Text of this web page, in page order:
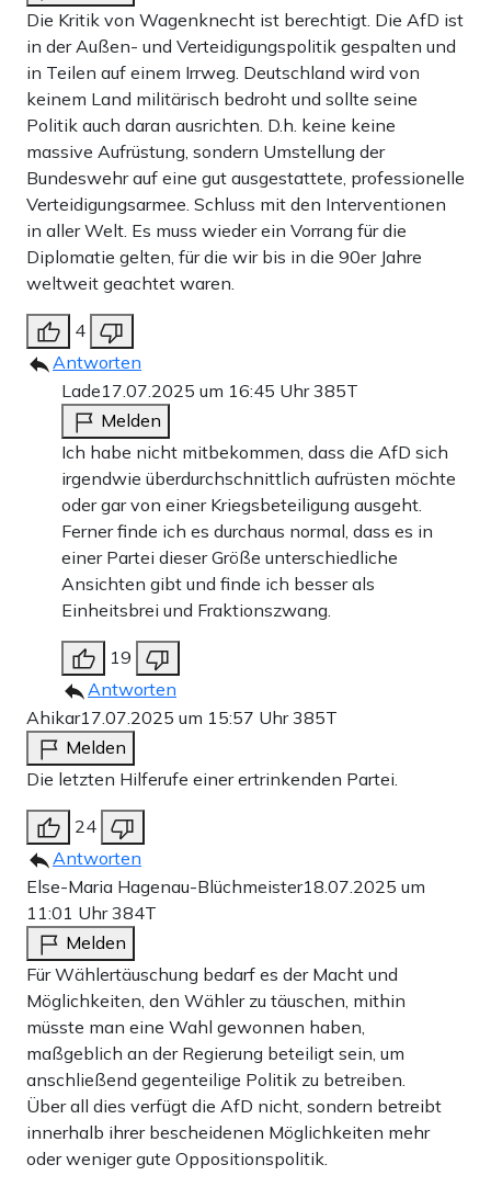
Die Kritik von Wagenknecht ist berechtigt. Die AfD ist
in der Außen- und Verteidigungspolitik gespalten und
in Teilen auf einem Irrweg. Deutschland wird von
keinem Land militärisch bedroht und sollte seine
Politik auch daran ausrichten. D.h. keine keine
massive Aufrüstung, sondern Umstellung der
Bundeswehr auf eine gut ausgestattete, professionelle
Verteidigungsarmee. Schluss mit den Interventionen
in aller Welt. Es muss wieder ein Vorrang für die
Diplomatie gelten, für die wir bis in die 90er Jahre
weltweit geachtet waren.
4
Antworten
Lade17.07.2025 um 16:45 Uhr385T
Melden
Ich habe nicht mitbekommen, dass die AfD sich
irgendwie überdurchschnittlich aufrüsten möchte
oder gar von einer Kriegsbeteiligung ausgeht.
Ferner finde ich es durchaus normal, dass es in
einer Partei dieser Größe unterschiedliche
Ansichten gibt und finde ich besser als
Einheitsbrei und Fraktionszwang.
19
Antworten
Ahikar17.07.2025 um 15:57 Uhr385T
Melden
Die letzten Hilferufe einer ertrinkenden Partei.
24
Antworten
Else-Maria Hagenau-Blüchmeister18.07.2025 um
11:01 Uhr384T
Melden
Für Wählertäuschung bedarf es der Macht und
Möglichkeiten, den Wähler zu täuschen, mithin
müsste man eine Wahl gewonnen haben,
maßgeblich an der Regierung beteiligt sein, um
anschließend gegenteilige Politik zu betreiben.
Über all dies verfügt die AfD nicht, sondern betreibt
innerhalb ihrer bescheidenen Möglichkeiten mehr
oder weniger gute Oppositionspolitik.